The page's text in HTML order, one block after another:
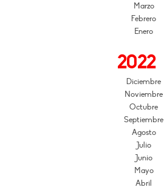
Marzo
Febrero
Enero
2022
Diciembre
Noviembre
Octubre
Septiembre
Agosto
Julio
Junio
Mayo
Abril